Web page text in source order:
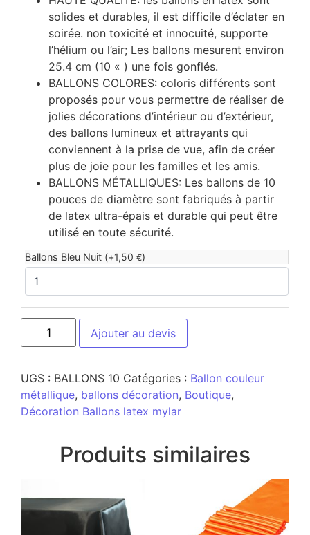
solides et durables, il est difficile d’éclater en
soirée. non toxicité et innocuité, supporte
l’hélium ou l’air; Les ballons mesurent environ
25.4 cm (10 « ) une fois gonflés.
BALLONS COLORES: coloris différents sont
proposés pour vous permettre de réaliser de
jolies décorations d’intérieur ou d’extérieur,
des ballons lumineux et attrayants qui
conviennent à la prise de vue, afin de créer
plus de joie pour les familles et les amis.
BALLONS MÉTALLIQUES: Les ballons de 10
pouces de diamètre sont fabriqués à partir
de latex ultra-épais et durable qui peut être
utilisé en toute sécurité.
Ballons Bleu Nuit (+1,50 €)
Ajouter au devis
UGS : BALLONS 10 Catégories : Ballon couleur
métallique, ballons décoration, Boutique,
Décoration Ballons latex mylar
Produits similaires